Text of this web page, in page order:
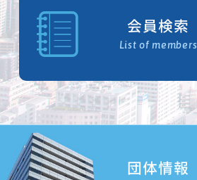
会員検索
List of members
団体情報